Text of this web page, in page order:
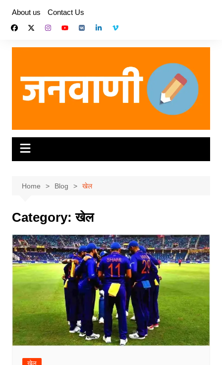
content
About us Contact Us
Home Blog खेल
Category:खेल
खेल